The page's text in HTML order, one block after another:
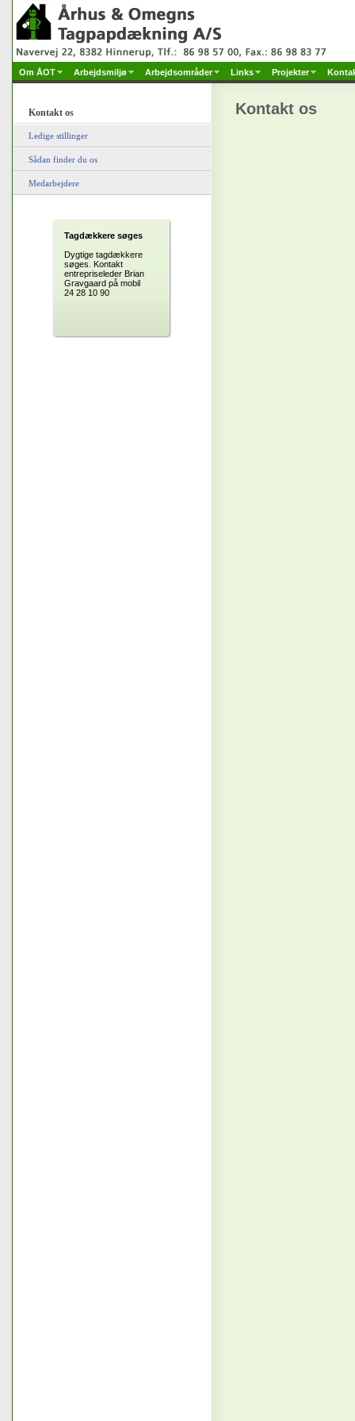
Om ÅOT Arbejdsmiljø Arbejdsområder Links Projekter
Kontakt os
Ledige stillinger
Sådan finder du os
Medarbejdere
Tagdækkere søges
Dygtige tagdækkere
søges. Kontakt
entrepriseleder Brian
Gravgaard på mobil
24 28 10 90
Kontakt os